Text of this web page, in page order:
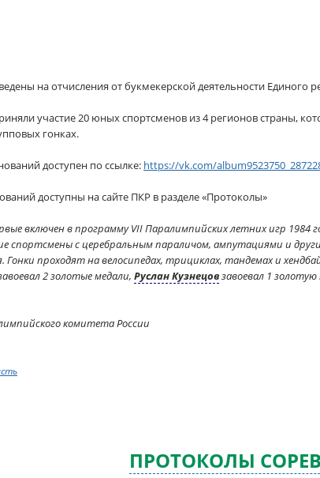
на отчисления от букмекерской деятельности Единого
участие 20 юных спортсменов из 4 регионов страны,
гонках.
доступен по ссылке: https://vk.com/
доступны на сайте ПКР в разделе «Протоколы»
включен в программу VII Паралимпийских летних игр 1984
спортсмены с церебральным параличом, ампутациями и
проходят на велосипедах, трициклах, тандемах и
2 золотые медали, Руслан Кузнецовзавоевал 1 золотую
комитета России
ПРОТОКОЛЫ